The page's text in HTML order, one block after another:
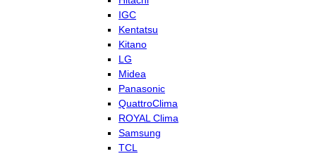
IGC
Kentatsu
Kitano
LG
Midea
Panasonic
QuattroClima
ROYAL Clima
Samsung
TCL